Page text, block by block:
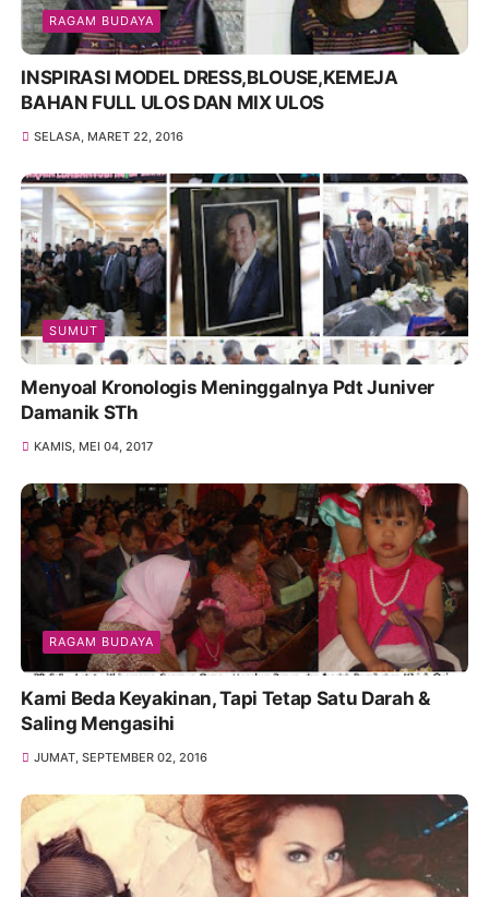
RAGAM BUDAYA
INSPIRASI MODEL DRESS,BLOUSE,KEMEJA
BAHAN FULL ULOS DAN MIX ULOS
SELASA, MARET 22, 2016
SUMUT
Menyoal Kronologis Meninggalnya Pdt Juniver
Damanik STh
KAMIS, MEI 04, 2017
RAGAM BUDAYA
Kami Beda Keyakinan, Tapi Tetap Satu Darah &
Saling Mengasihi
JUMAT, SEPTEMBER 02, 2016